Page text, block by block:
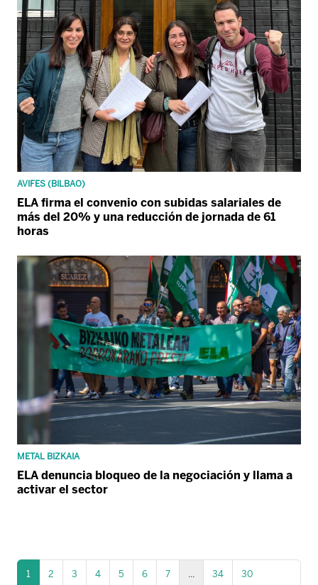
AVIFES (BILBAO)
ELA firma el convenio con subidas salariales de
más del 20% y una reducción de jornada de 61
horas
METAL BIZKAIA
ELA denuncia bloqueo de la negociación y llama a
activar el sector
1 2 3 4 5 6 7 ... 34
30